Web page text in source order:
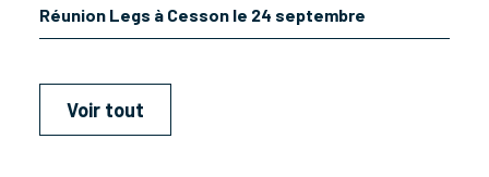
Réunion Legs à Cesson le 24 septembre
Voir tout